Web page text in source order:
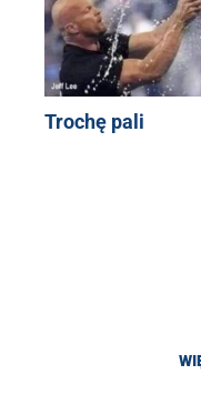
Trochę pali